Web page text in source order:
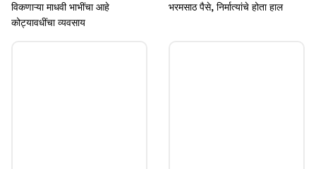
विकणाऱ्या माधवी भाभींचा आहे
कोट्यावधींचा व्यवसाय
भरमसाठ पैसे, निर्मात्यांचे होता हाल